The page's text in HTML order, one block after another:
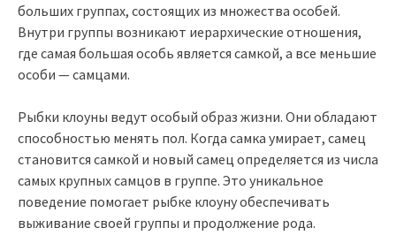
больших группах, состоящих из множества особей.
Внутри группы возникают иерархические отношения,
где самая большая особь является самкой, а все меньшие
особи — самцами.
Рыбки клоуны ведут особый образ жизни. Они обладают
способностью менять пол. Когда самка умирает, самец
становится самкой и новый самец определяется из числа
самых крупных самцов в группе. Это уникальное
поведение помогает рыбке клоуну обеспечивать
выживание своей группы и продолжение рода.